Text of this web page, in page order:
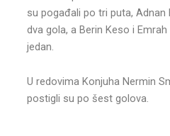
su pogađali po tri puta,
dva gola, a Berin Keso i
jedan.
U redovima Konjuha Nermin
postigli su po šest golova.